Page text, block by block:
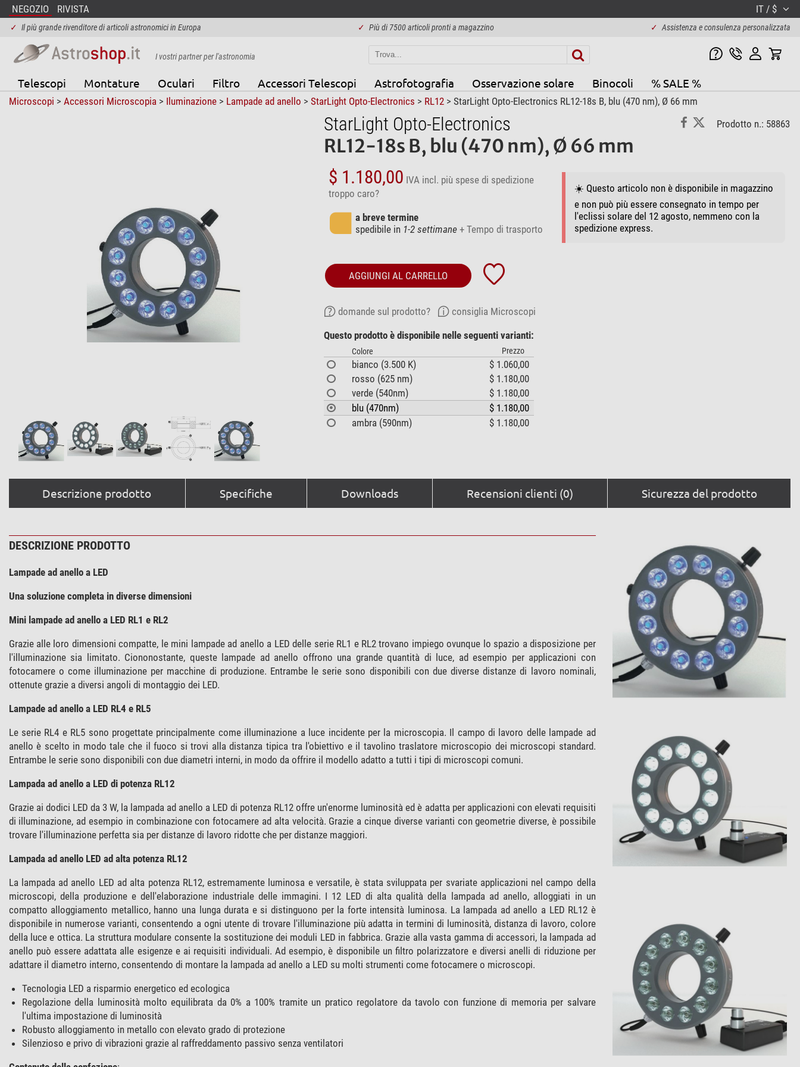
NEGOZIO RIVISTA IT / $
✓ Il più grande rivenditore di articoli astronomici in Europa ✓ Più di 7500 articoli pronti a magazzino ✓ Assistenza e consulenza personalizzata
I vostri partner per l'astronomia
Telescopi Montature Oculari Filtro Accessori Telescopi Astrofotografia Osservazione solare Binocoli % SALE %
Microscopi > Accessori Microscopia > Iluminazione> Lampade ad anello > StarLight Opto-Electronics > RL12> StarLight Opto-Electronics RL12-18s B, blu (470 nm), Ø 66 mm
StarLight Opto-Electronics Prodotto n.: 58863
RL12-18s B, blu (470 nm), Ø 66 mm
$ 1.180,00 IVA incl. più spese di spedizione
troppo caro?
a breve termine
spedibile in 1-2 settimane + Tempo di trasporto
☀️ Questo articolo non è disponibile in magazzino
e non può più essere consegnato in tempo per
l'eclissi solare del 12 agosto, nemmeno con la
spedizione express.
AGGIUNGI AL CARRELLO
domande sul prodotto?
consiglia Microscopi
Questo prodotto è disponibile nelle seguenti varianti:
Colore Prezzo
bianco (3.500 K)
$ 1.060,00
rosso (625 nm)
$ 1.180,00
verde (540nm)
$ 1.180,00
blu (470nm)
$ 1.180,00
ambra (590nm)
$ 1.180,00
Descrizione prodotto Specifiche Downloads Recensioni clienti (0) Sicurezza del prodotto
DESCRIZIONE PRODOTTO
Lampade ad anello a LED
Una soluzione completa in diverse dimensioni
Mini lampade ad anello a LED RL1 e RL2
Grazie alle loro dimensioni compatte, le mini lampade ad anello a LED delle serie RL1 e RL2 trovano impiego ovunque lo spazio a disposizione per
l'illuminazione sia limitato. Ciononostante, queste lampade ad anello offrono una grande quantità di luce, ad esempio per applicazioni con
fotocamere o come illuminazione per macchine di produzione. Entrambe le serie sono disponibili con due diverse distanze di lavoro nominali,
ottenute grazie a diversi angoli di montaggio dei LED.
Lampade ad anello a LED RL4 e RL5
Le serie RL4 e RL5 sono progettate principalmente come illuminazione a luce incidente per la microscopia. Il campo di lavoro delle lampade ad
anello è scelto in modo tale che il fuoco si trovi alla distanza tipica tra l'obiettivo e il tavolino traslatore microscopio dei microscopi standard.
Entrambe le serie sono disponibili con due diametri interni, in modo da offrire il modello adatto a tutti i tipi di microscopi comuni.
Lampada ad anello a LED di potenza RL12
Grazie ai dodici LED da 3 W, la lampada ad anello a LED di potenza RL12 offre un'enorme luminosità ed è adatta per applicazioni con elevati requisiti
di illuminazione, ad esempio in combinazione con fotocamere ad alta velocità. Grazie a cinque diverse varianti con geometrie diverse, è possibile
trovare l'illuminazione perfetta sia per distanze di lavoro ridotte che per distanze maggiori.
Lampada ad anello LED ad alta potenza RL12
La lampada ad anello LED ad alta potenza RL12, estremamente luminosa e versatile, è stata sviluppata per svariate applicazioni nel campo della
microscopi, della produzione e dell'elaborazione industriale delle immagini. I 12 LED di alta qualità della lampada ad anello, alloggiati in un
compatto alloggiamento metallico, hanno una lunga durata e si distinguono per la forte intensità luminosa. La lampada ad anello a LED RL12 è
disponibile in numerose varianti, consentendo a ogni utente di trovare l'illuminazione più adatta in termini di luminosità, distanza di lavoro, colore
della luce e ottica. La struttura modulare consente la sostituzione dei moduli LED in fabbrica. Grazie alla vasta gamma di accessori, la lampada ad
anello può essere adattata alle esigenze e ai requisiti individuali. Ad esempio, è disponibile un filtro polarizzatore e diversi anelli di riduzione per
adattare il diametro interno, consentendo di montare la lampada ad anello a LED su molti strumenti come fotocamere o microscopi.
Tecnologia LED a risparmio energetico ed ecologica
Regolazione della luminosità molto equilibrata da 0% a 100% tramite un pratico regolatore da tavolo con funzione di memoria per salvare
l'ultima impostazione di luminosità
Robusto alloggiamento in metallo con elevato grado di protezione
Silenzioso e privo di vibrazioni grazie al raffreddamento passivo senza ventilatori